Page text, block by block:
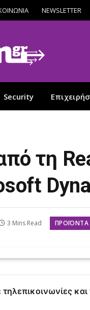
NEWSLETTER
Security
τη
3 Mins Read ΠΡΟΪΌΝΤΑ
τηλεπικοινωνίες